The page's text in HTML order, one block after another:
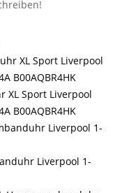
XL Sport Liverpool
B00AQBR4HK
Liverpool 1-